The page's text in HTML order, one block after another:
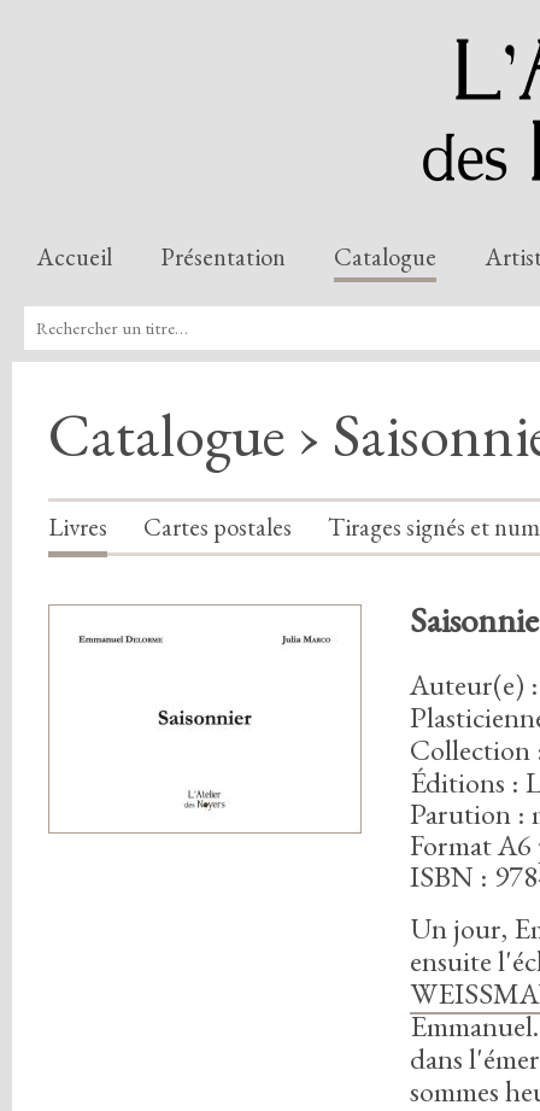
Accueil Présentation Catalogue
Catalogue ›
Livres Cartes postales Tirages signés et
Auteur(e) :
Collection
Éditions :
Parution :
Format A6
ISBN :
Un jour,
ensuite
Emmanuel.
dans
sommes